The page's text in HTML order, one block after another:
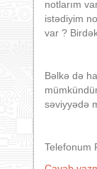
notlarım
istədiyim
var ?
Bəlkə də
səviyyədə
Telefonum